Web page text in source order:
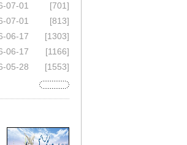
07-01
[701]
07-01
[813]
06-17
[1303]
06-17
[1166]
05-28 [1553]